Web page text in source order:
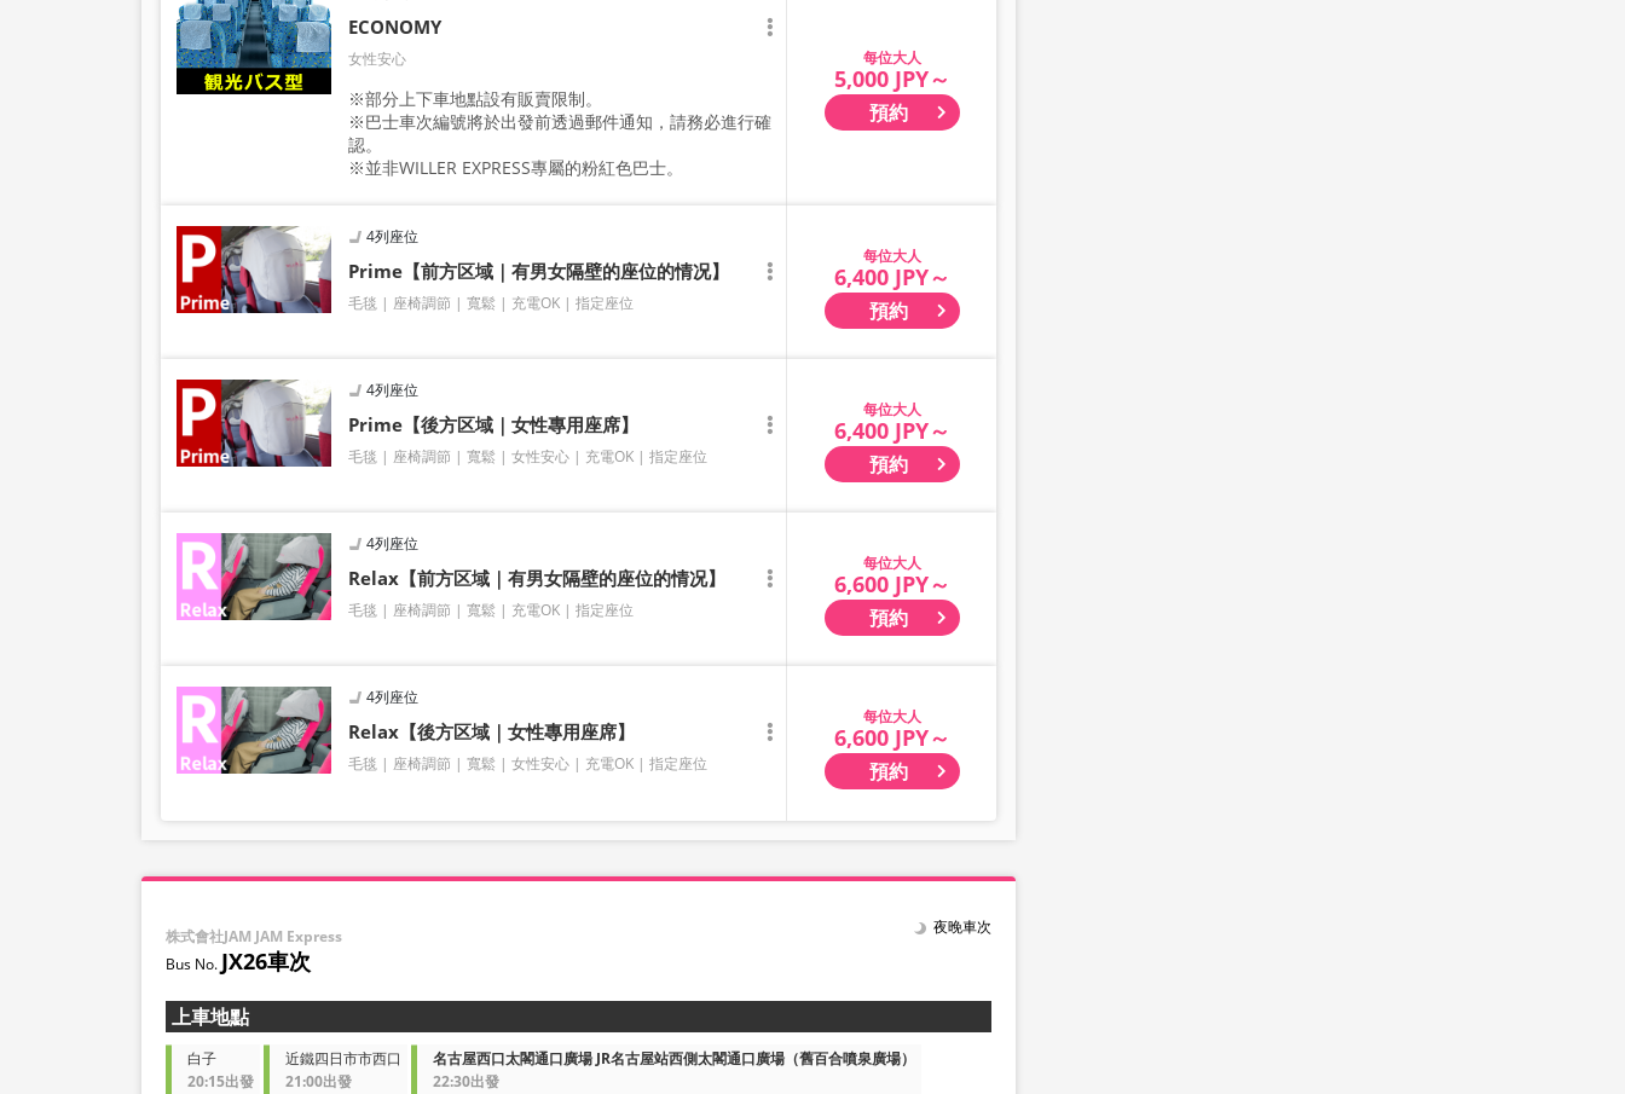
ECONOMY
女性安心
※部分上下車地點設有販賣限制。
※巴士車次編號將於出發前透過郵件通知，請務必進行確
認。
※並非WILLER EXPRESS專屬的粉紅色巴士。
大人
5,000 JPY～
預約
4列座位
Prime【前方区域｜有男女隔壁的座位的情况】
毛毯 座椅調節 寬鬆 充電OK 指定座位
大人
6,400 JPY～
預約
4列座位
Prime【後方区域｜女性專用座席】
毛毯 座椅調節 寬鬆 女性安心 充電OK 指定座位
大人
6,400 JPY～
預約
4列座位
Relax【前方区域｜有男女隔壁的座位的情况】
毛毯 座椅調節 寬鬆 充電OK 指定座位
大人
6,600 JPY～
預約
4列座位
Relax【後方区域｜女性專用座席】
毛毯 座椅調節 寬鬆 女性安心 充電OK 指定座位
大人
6,600 JPY～
預約
株式會社JAM JAM Express
JX26車次
夜晚車次
上車地點
白子
20:15出發
近鐵四日市市西口
21:00出發
名古屋西口太閣通口廣場 JR名古屋站西側太閣通口廣場（舊百合噴泉廣場）
22:30出發